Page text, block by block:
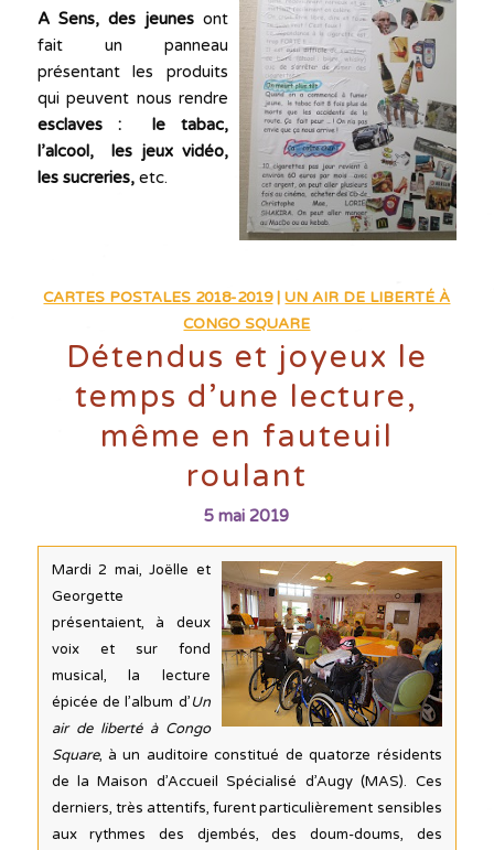
A Sens, des jeunesont
fait un panneau
présentant les produits
qui peuvent nous rendre
esclaves : le tabac,
l’alcool, les jeux vidéo,
les sucreries,etc.
CARTES POSTALES 2018-2019|UN AIR DE LIBERTÉ À
CONGO SQUARE
Détendus et joyeux le
temps d’une lecture,
même en fauteuil
roulant
5 mai 2019
Mardi 2 mai, Joëlle et
Georgette
présentaient, à deux
voix et sur fond
musical, la lecture
épicée de l’album d’Un
air de liberté à Congo
Square, à un auditoire constitué de quatorze résidents
de la Maison d’Accueil Spécialisé d’Augy (MAS). Ces
derniers, très attentifs, furent particulièrement sensibles
aux rythmes des djembés, des doum-doums, des